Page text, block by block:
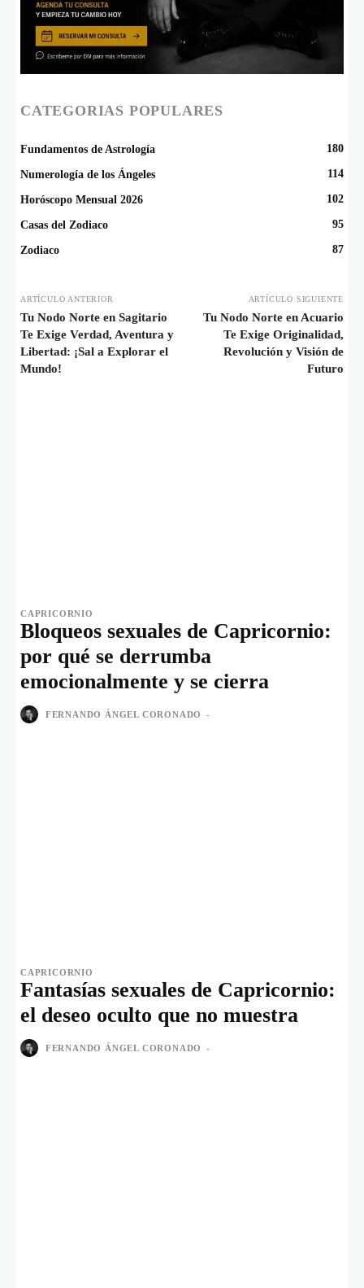
CATEGORIAS POPULARES
Fundamentos de Astrología 180
Numerología de los Ángeles 114
Horóscopo Mensual 2026 102
Casas del Zodiaco 95
Zodiaco 87
ARTÍCULO ANTERIOR
Tu Nodo Norte en Sagitario
Te Exige Verdad, Aventura y
Libertad: ¡Sal a Explorar el
Mundo!
ARTÍCULO SIGUIENTE
Tu Nodo Norte en Acuario
Te Exige Originalidad,
Revolución y Visión de
Futuro
CAPRICORNIO
Bloqueos sexuales de Capricornio:
por qué se derrumba
emocionalmente y se cierra
FERNANDO ÁNGEL CORONADO -
CAPRICORNIO
Fantasías sexuales de Capricornio:
el deseo oculto que no muestra
FERNANDO ÁNGEL CORONADO -